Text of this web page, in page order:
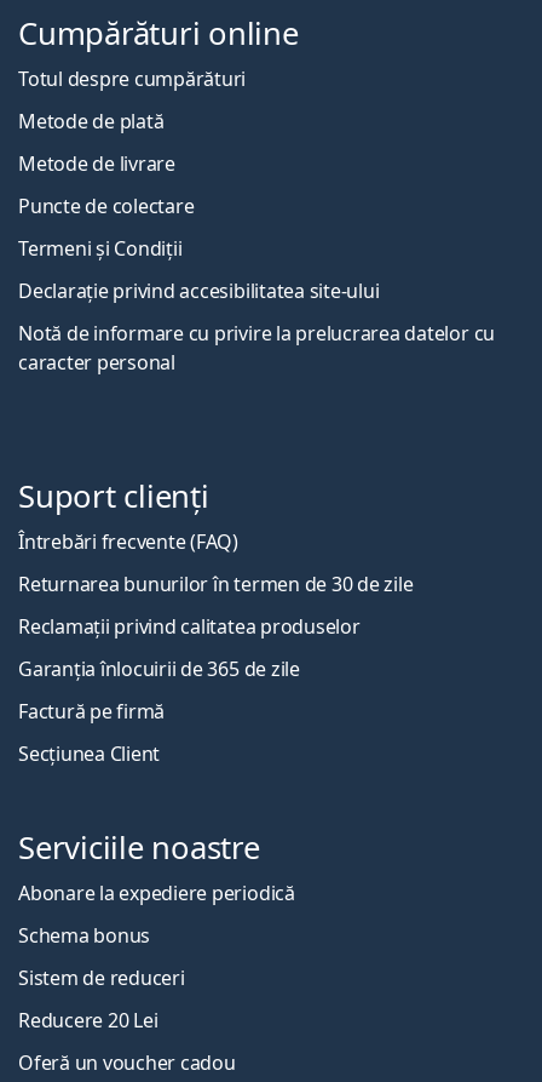
Cumpărături online
Totul despre cumpărături
Metode de plată
Metode de livrare
Puncte de colectare
Termeni și Condiții
Declarație privind accesibilitatea site-ului
Notă de informare cu privire la prelucrarea datelor cu
caracter personal
Suport clienți
Întrebări frecvente (FAQ)
Returnarea bunurilor în termen de 30 de zile
Reclamații privind calitatea produselor
Garanția înlocuirii de 365 de zile
Factură pe firmă
Secțiunea Client
Serviciile noastre
Abonare la expediere periodică
Schema bonus
Sistem de reduceri
Reducere 20 Lei
Oferă un voucher cadou